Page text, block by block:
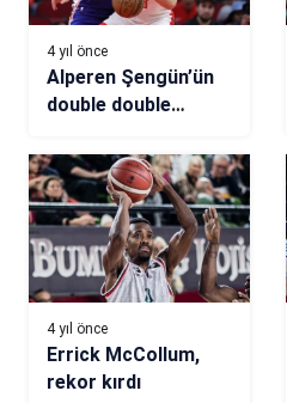
4 yıl önce
Alperen Şengün’ün
double double
4 yıl önce
Errick McCollum,
rekor kırdı